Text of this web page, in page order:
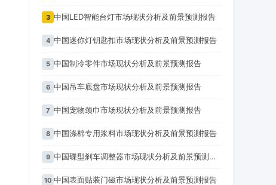
3 中国LED智能台灯市场现状分析及前景预测报告
4 中国迷你灯钥匙扣市场现状分析及前景预测报告
5 中国制冷零件市场现状分析及前景预测报告
6 中国吊车底盘市场现状分析及前景预测报告
7 中国宠物颈巾市场现状分析及前景预测报告
8 中国涤棉专用浆料市场现状分析及前景预测报告
9 中国碟型刹车调整器市场现状分析及前景预测报告
10 中国表面贴装门磁市场现状分析及前景预测报告